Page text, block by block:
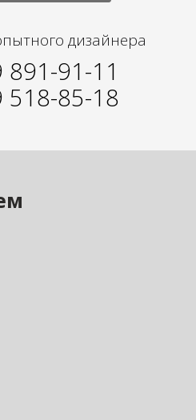
дизайнера
891-91-11
518-85-18